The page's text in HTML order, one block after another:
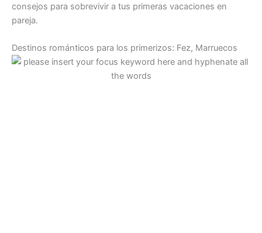
consejos para sobrevivir a tus primeras vacaciones en
pareja.
Destinos románticos para los primerizos: Fez, Marruecos